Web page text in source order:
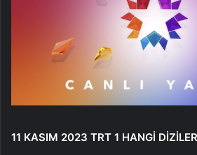
11 KASIM 2023 TRT 1 HANGİ